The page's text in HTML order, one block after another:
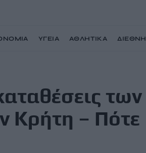
ΥΓΕΙΑ ΑΘΛΗΤΙΚΑ ΔΙΕΘΝΗ
των
Κρήτη – Πότε